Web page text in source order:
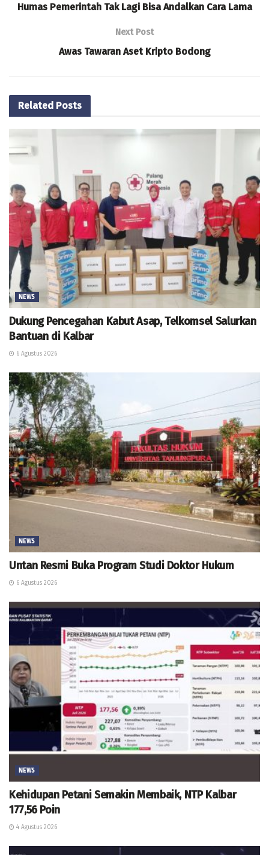
Humas Pemerintah Tak Lagi Bisa Andalkan Cara Lama
Next Post
Awas Tawaran Aset Kripto Bodong
Related Posts
NEWS
Dukung Pencegahan Kabut Asap, Telkomsel Salurkan
Bantuan di Kalbar
6 Agustus 2026
NEWS
Untan Resmi Buka Program Studi Doktor Hukum
6 Agustus 2026
NEWS
Kehidupan Petani Semakin Membaik, NTP Kalbar
177,56 Poin
4 Agustus 2026